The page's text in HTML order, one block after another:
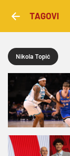
TAGOVI
Nikola Topić